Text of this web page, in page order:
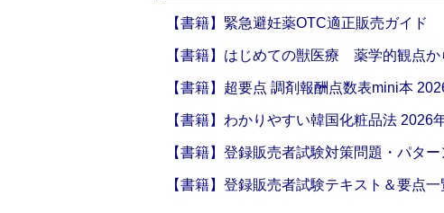
【書籍】緊急避妊薬OTC適正販売ガイド
【書籍】はじめての獣医療 薬学的観点か
【書籍】超要点 調剤報酬点数表mini本
【書籍】わかりやすい韓国化粧品法 2026
【書籍】登録販売者試験対策問題・パタ
【書籍】登録販売者試験テキスト＆要点